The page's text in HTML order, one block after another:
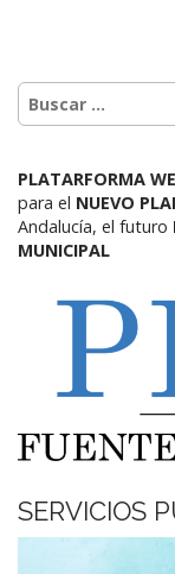
PLATARFORMA
para el NUEVO
Andalucía, el futuro
MUNICIPAL
SERVICIOS